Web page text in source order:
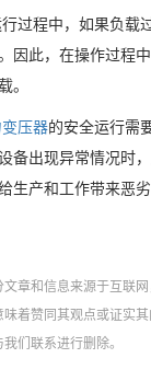
过程中，如果负载
因此，在操作过程
。
压器的安全运行需
备出现异常情况时
生产和工作带来恶劣
章和信息来源于互联
着赞同其观点或证实
们联系进行删除。